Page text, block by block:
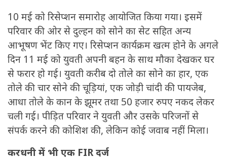
10 मई को रिसेप्शन समारोह आयोजित किया गया। इसमें
परिवार की ओर से दुल्हन को सोने का सेट सहित अन्य
आभूषण भेंट किए गए। रिसेप्शन कार्यक्रम खत्म होने के अगले
दिन 11 मई को युवती अपनी बहन के साथ मौका देखकर घर
से फरार हो गई। युवती करीब दो तोले का सोने का हार, एक
तोले की चार सोने की चूड़ियां, एक जोड़ी चांदी की पायजेब,
आधा तोले के कान के झूमर तथा 50 हजार रुपए नकद लेकर
चली गई। पीड़ित परिवार ने युवती और उसके परिजनों से
संपर्क करने की कोशिश की, लेकिन कोई जवाब नहीं मिला।
करधनी में भी एक FIR दर्ज